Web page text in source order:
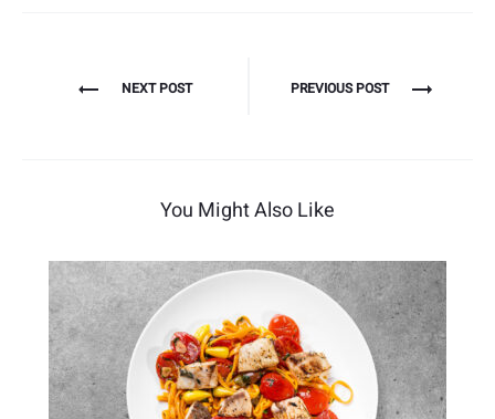
ניווט PREVIOUS POST
NEXT POST
You Might Also Like